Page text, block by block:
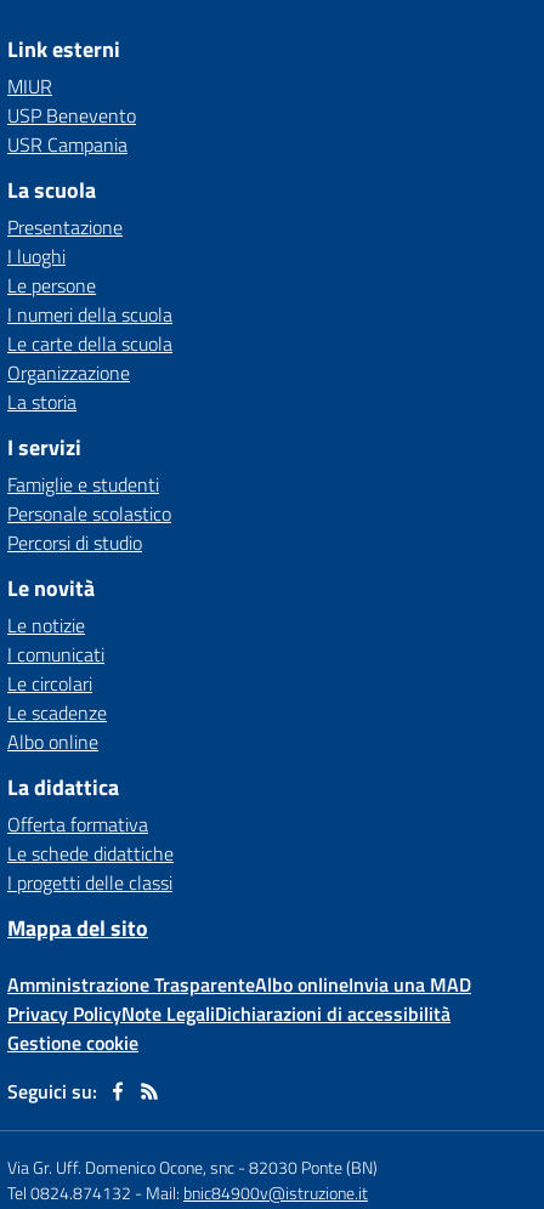
Link esterni
MIUR
USP Benevento
USR Campania
La scuola
Presentazione
I luoghi
Le persone
I numeri della scuola
Le carte della scuola
Organizzazione
La storia
I servizi
Famiglie e studenti
Personale scolastico
Percorsi di studio
Le novità
Le notizie
I comunicati
Le circolari
Le scadenze
Albo online
La didattica
Offerta formativa
Le schede didattiche
I progetti delle classi
Mappa del sito
Amministrazione TrasparenteAlbo onlineInvia una MAD
Privacy PolicyNote LegaliDichiarazioni di accessibilità
Gestione cookie
Seguici su:
Via Gr. Uff. Domenico Ocone, snc-82030 Ponte (BN)
Tel 0824.874132 - Mail: bnic84900v@istruzione.it